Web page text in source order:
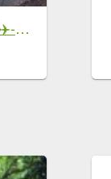
戒茂斯上嘉明湖下世新谷-二戰✈️-大鵬飛機✈️殘骸